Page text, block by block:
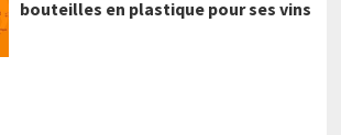
bouteilles en plastique pour ses vins